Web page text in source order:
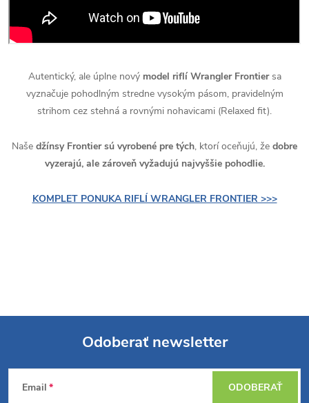
Autentický, ale úplne nový model riflí Wrangler Frontiersa
vyznačuje pohodlným stredne vysokým pásom, pravidelným
strihom cez stehná a rovnými nohavicami (Relaxed fit).
Naše džínsy Frontier sú vyrobené pre tých, ktorí oceňujú, že dobre
vyzerajú, ale zároveň vyžadujú najvyššie pohodlie.
KOMPLET PONUKA RIFLÍ WRANGLER FRONTIER >>>
Z
Odoberať newsletter
Email ODOBERAŤ